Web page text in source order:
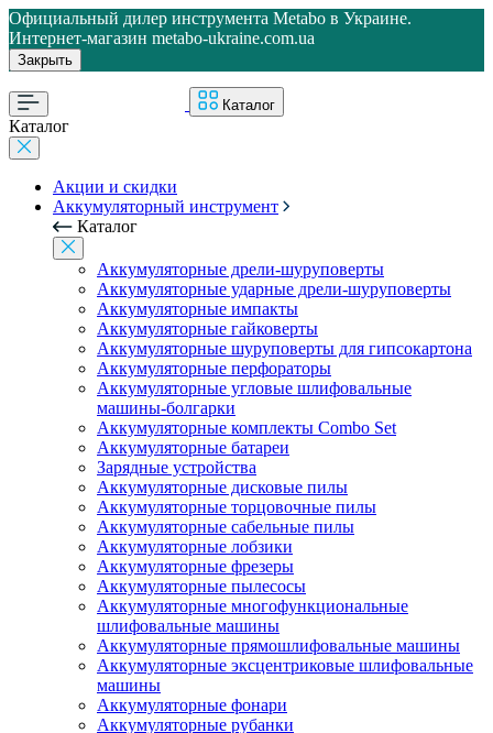
Официальный дилер инструмента Metabo в Украине.
Интернет-магазин metabo-ukraine.com.ua
Закрыть
Каталог
Каталог
Акции и скидки
Аккумуляторный инструмент
Каталог
Аккумуляторные дрели-шуруповерты
Аккумуляторные ударные дрели-шуруповерты
Аккумуляторные импакты
Аккумуляторные гайковерты
Аккумуляторные шуруповерты для гипсокартона
Аккумуляторные перфораторы
Аккумуляторные угловые шлифовальные
машины-болгарки
Аккумуляторные комплекты Combo Set
Аккумуляторные батареи
Зарядные устройства
Аккумуляторные дисковые пилы
Аккумуляторные торцовочные пилы
Аккумуляторные сабельные пилы
Аккумуляторные лобзики
Аккумуляторные фрезеры
Аккумуляторные пылесосы
Аккумуляторные многофункциональные
шлифовальные машины
Аккумуляторные прямошлифовальные машины
Аккумуляторные эксцентриковые шлифовальные
машины
Аккумуляторные фонари
Аккумуляторные рубанки